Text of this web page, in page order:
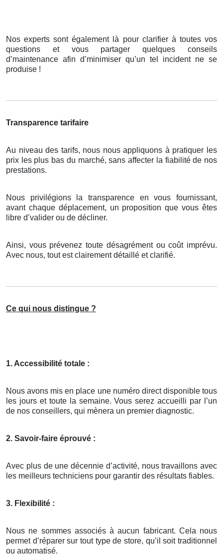
Nos experts sont également là pour clarifier à toutes vos
questions et vous partager quelques conseils
d’maintenance afin d’minimiser qu’un tel incident ne se
produise !
Transparence tarifaire
Au niveau des tarifs, nous nous appliquons à pratiquer les
prix les plus bas du marché, sans affecter la fiabilité de nos
prestations.
Nous privilégions la transparence en vous fournissant,
avant chaque déplacement, un proposition que vous êtes
libre d’valider ou de décliner.
Ainsi, vous prévenez toute désagrément ou coût imprévu.
Avec nous, tout est clairement détaillé et clarifié.
Ce qui nous distingue ?
1. Accessibilité totale :
Nous avons mis en place une numéro direct disponible tous
les jours et toute la semaine. Vous serez accueilli par l’un
de nos conseillers, qui mènera un premier diagnostic.
2. Savoir-faire éprouvé :
Avec plus de une décennie d’activité, nous travaillons avec
les meilleurs techniciens pour garantir des résultats fiables.
3. Flexibilité :
Nous ne sommes associés à aucun fabricant. Cela nous
permet d’réparer sur tout type de store, qu’il soit traditionnel
ou automatisé.